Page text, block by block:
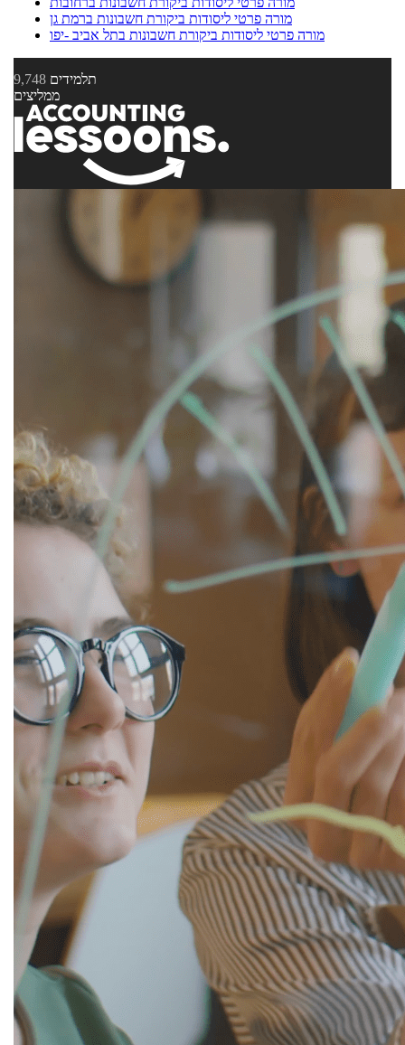
מורה פרטי ליסודות ביקורת חשבונות ברמת גן
מורה פרטי ליסודות ביקורת חשבונות בתל אביב -יפו
9,748 תלמידים
ממליצים